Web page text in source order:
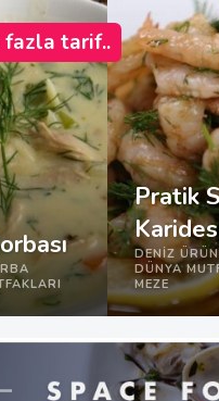
fazla tarif..
Pratik
DENIZ
DÜNYA
MEZE